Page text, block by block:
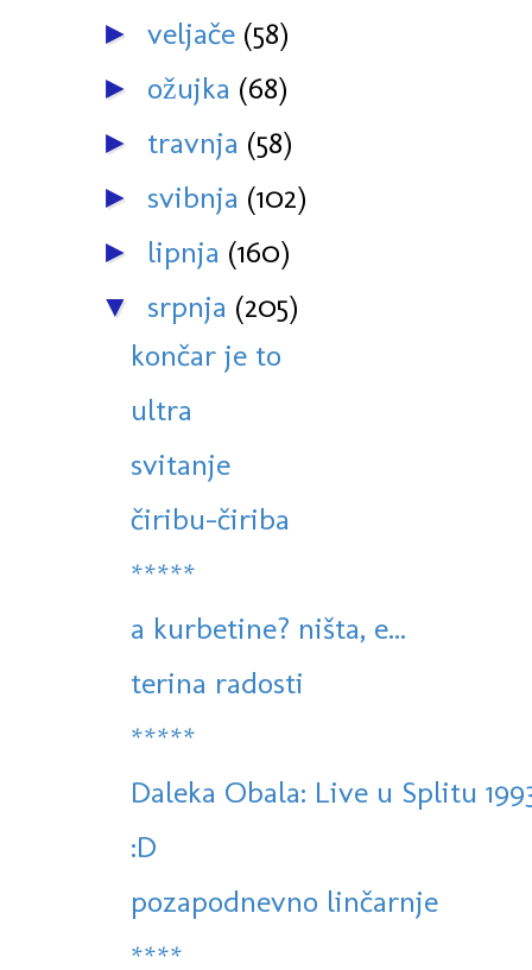
► veljače (58)
► ožujka (68)
► travnja (58)
► svibnja (102)
► lipnja (160)
▼ srpnja (205)
končar je to
ultra
svitanje
čiribu-čiriba
*****
a kurbetine? ništa, e...
terina radosti
*****
Daleka Obala: Live u Splitu
:D
pozapodnevno linčarnje
****